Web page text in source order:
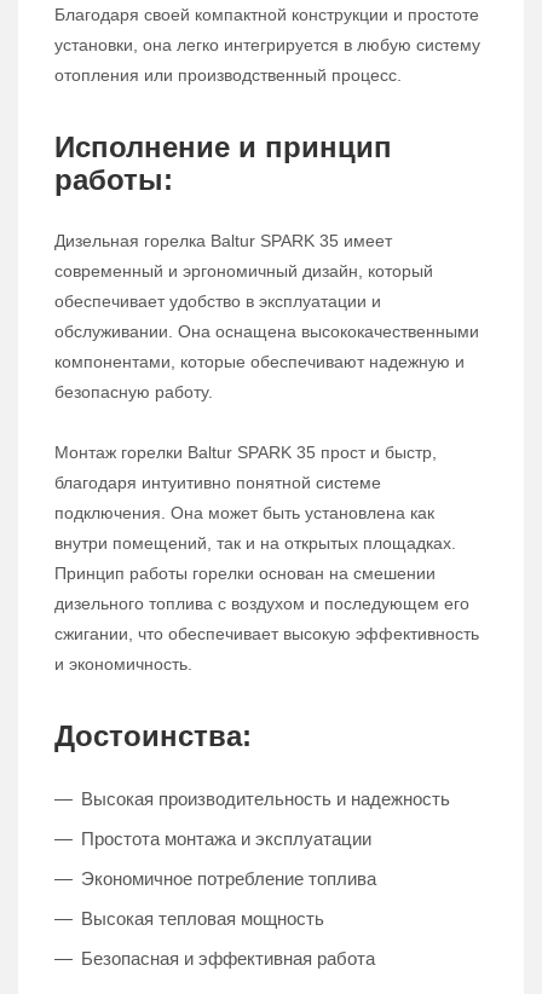
Благодаря своей компактной конструкции и простоте
установки, она легко интегрируется в любую систему
отопления или производственный процесс.
Исполнение и принцип
работы:
Дизельная горелка Baltur SPARK 35 имеет
современный и эргономичный дизайн, который
обеспечивает удобство в эксплуатации и
обслуживании. Она оснащена высококачественными
компонентами, которые обеспечивают надежную и
безопасную работу.
Монтаж горелки Baltur SPARK 35 прост и быстр,
благодаря интуитивно понятной системе
подключения. Она может быть установлена как
внутри помещений, так и на открытых площадках.
Принцип работы горелки основан на смешении
дизельного топлива с воздухом и последующем его
сжигании, что обеспечивает высокую эффективность
и экономичность.
Достоинства:
Высокая производительность и надежность
Простота монтажа и эксплуатации
Экономичное потребление топлива
Высокая тепловая мощность
Безопасная и эффективная работа